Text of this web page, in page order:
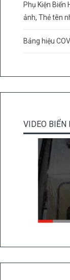
Phụ Kiện Biển
ảnh, Thẻ tên
Bảng hiệu
VIDEO BIỂN